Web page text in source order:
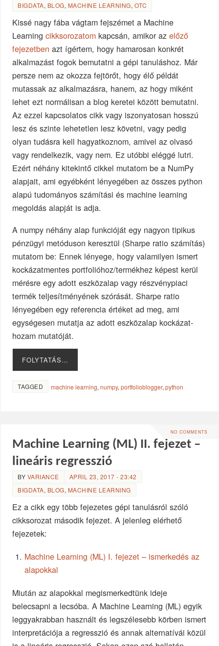
BIGDATA, BLOG, MACHINE LEARNING, OTC
Kissé nagy fába vágtam fejszémet a Machine
Learningcikksorozatom kapcsán, amikor azelőző
fejezetben azt ígértem, hogy hamarosan konkrét
alkalmazást fogok bemutatni a gépi tanuláshoz. Már
persze nem az okozza fejtörőt, hogy élő példát
mutassak az alkalmazásra, hanem, az hogy miként
lehet ezt normálisan a blog keretei között bemutatni.
Az ezzel kapcsolatos cikk vagy iszonyatosan hosszú
lesz és szinte lehetetlen lesz követni, vagy pedig
olyan tudásra kell hagyatkoznom, amivel az olvasó
vagy rendelkezik, vagy nem. Ez utóbbi eléggé lutri.
Ezért néhány kitekintő cikkel mutatom be a NumPy
alapjait, ami egyébként lényegében az összes python
alapú tudományos számítási és machine learning
megoldás alapját is adja.
A numpy néhány alap funkcióját egy nagyon tipikus
pénzügyi metóduson keresztül (Sharpe ratio számítás)
mutatom be: Ennek lényege, hogy valamilyen ismert
kockázatmentes portfolióhoz/termékhez képest kerül
mérésre egy adott eszközalap vagy részvénypiaci
termék teljesítményének szórását. Sharpe ratio
lényegében egy referencia értéket ad meg, ami
egységesen mutatja az adott eszközalap kockázat-
hozam mutatóját.
FOLYTATÁS…
TAGGED machine learning,numpy,portfolioblogger,python
NO COMMENTS
Machine Learning (ML) II. fejezet –
lineáris regresszió
BY VARIANCE
APRIL 23, 2017 - 23:42
BIGDATA, BLOG, MACHINE LEARNING
Ez a cikk egy több fejezetes gépi tanulásról szóló
cikksorozat második fejezet. A jelenleg elérhető
fejezetek:
Machine Learning (ML) I. fejezet – ismerkedés az
alapokkal
Miután az alapokkal megismerkedtünk ideje
belecsapni a lecsóba. A Machine Learning (ML) egyik
leggyakrabban használt és legszélesebb körben ismert
interpretációja a regresszió és annak alternatívái közül